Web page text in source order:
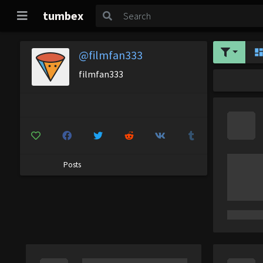
tumbex
@filmfan333
filmfan333
Posts